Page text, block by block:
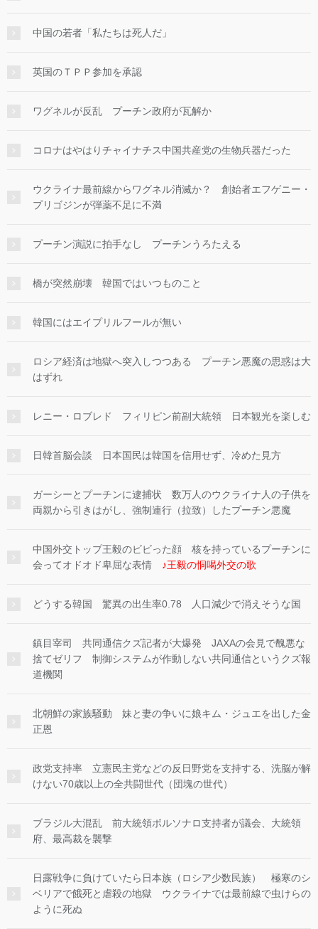
中国の若者「私たちは死人だ」
英国のＴＰＰ参加を承認
ワグネルが反乱 プーチン政府が瓦解か
コロナはやはりチャイナチス中国共産党の生物兵器だった
ウクライナ最前線からワグネル消滅か？ 創始者エフゲニー・
プリゴジンが弾薬不足に不満
プーチン演説に拍手なし プーチンうろたえる
橋が突然崩壊 韓国ではいつものこと
韓国にはエイプリルフールが無い
ロシア経済は地獄へ突入しつつある プーチン悪魔の思惑は大
はずれ
レニー・ロブレド フィリピン前副大統領 日本観光を楽しむ
日韓首脳会談 日本国民は韓国を信用せず、冷めた見方
ガーシーとプーチンに逮捕状 数万人のウクライナ人の子供を
両親から引きはがし、強制連行（拉致）したプーチン悪魔
中国外交トップ王毅のビビった顔 核を持っているプーチンに
会ってオドオド卑屈な表情 ♪王毅の恫喝外交の歌
どうする韓国 驚異の出生率0.78 人口減少で消えそうな国
鎮目宰司 共同通信クズ記者が大爆発 JAXAの会見で醜悪な
捨てゼリフ 制御システムが作動しない共同通信というクズ報
道機関
北朝鮮の家族騒動 妹と妻の争いに娘キム・ジュエを出した金
正恩
政党支持率 立憲民主党などの反日野党を支持する、洗脳が解
けない70歳以上の全共闘世代（団塊の世代）
ブラジル大混乱 前大統領ボルソナロ支持者が議会、大統領
府、最高裁を襲撃
日露戦争に負けていたら日本族（ロシア少数民族） 極寒のシ
ベリアで餓死と虐殺の地獄 ウクライナでは最前線で虫けらの
ように死ぬ